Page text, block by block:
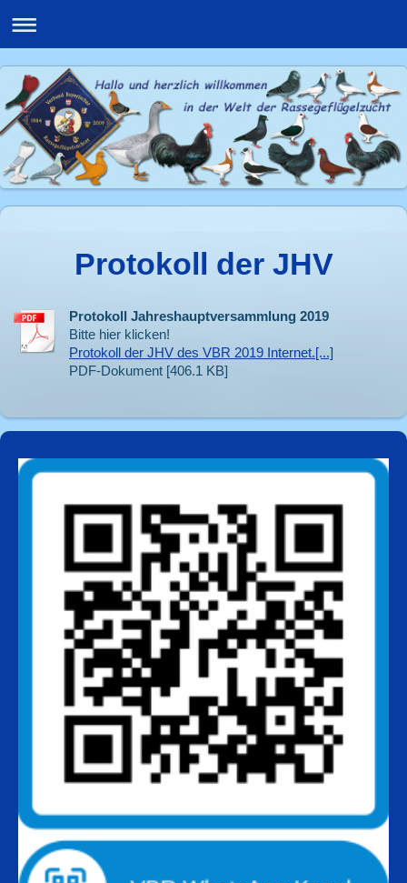
Protokoll der JHV
Protokoll Jahreshauptversammlung 2019
Bitte hier klicken!
Protokoll der JHV des VBR 2019 Internet.[...]
PDF-Dokument [406.1 KB]